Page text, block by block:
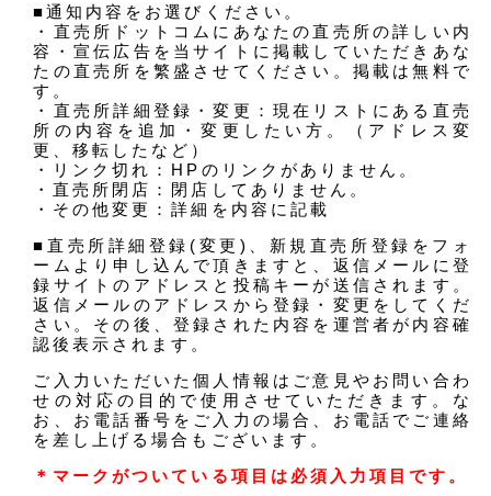
■通知内容をお選びください。
・直売所ドットコムにあなたの直売所の詳しい内
容・宣伝広告を当サイトに掲載していただきあな
たの直売所を繁盛させてください。掲載は無料で
す。
・直売所詳細登録・変更：現在リストにある直売
所の内容を追加・変更したい方。（アドレス変
更、移転したなど）
・リンク切れ：HPのリンクがありません。
・直売所閉店：閉店してありません。
・その他変更：詳細を内容に記載
■直売所詳細登録(変更)、新規直売所登録をフォ
ームより申し込んで頂きますと、返信メールに登
録サイトのアドレスと投稿キーが送信されます。
返信メールのアドレスから登録・変更をしてくだ
さい。その後、登録された内容を運営者が内容確
認後表示されます。
ご入力いただいた個人情報はご意見やお問い合わ
せの対応の目的で使用させていただきます。な
お、お電話番号をご入力の場合、お電話でご連絡
を差し上げる場合もございます。
＊マークがついている項目は必須入力項目です。